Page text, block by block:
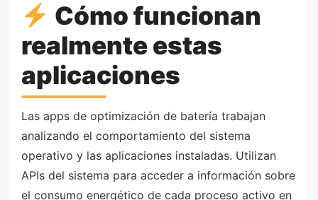
Cómo funcionan
realmente estas
aplicaciones
Las apps de optimización de batería trabajan
analizando el comportamiento del sistema
operativo y las aplicaciones instaladas. Utilizan
APIs del sistema para acceder a información sobre
el consumo energético de cada proceso activo en